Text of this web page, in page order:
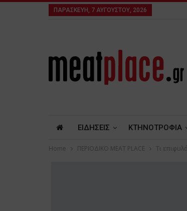
ΠΑΡΑΣΚΕΥΉ, 7 ΑΥΓΟΎΣΤΟΥ, 2026
ΕΙΔΗΣΕΙΣ ΚΤΗΝΟΤΡΟΦΙΑ
Home ΠΕΡΙΟΔΙΚΟ ΜΕΑΤ PLACE Τι